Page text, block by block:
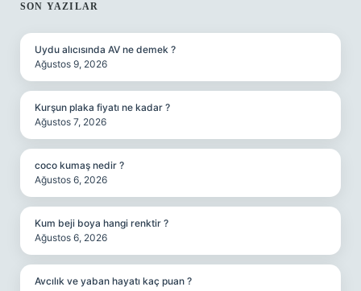
SIDEBAR
SON YAZILAR
Uydu alıcısında AV ne demek ?
Ağustos 9, 2026
Kurşun plaka fiyatı ne kadar ?
Ağustos 7, 2026
coco kumaş nedir ?
Ağustos 6, 2026
Kum beji boya hangi renktir ?
Ağustos 6, 2026
Avcılık ve yaban hayatı kaç puan ?